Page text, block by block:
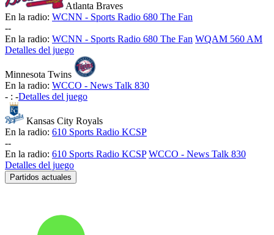
Atlanta Braves
En la radio: WCNN - Sports Radio 680 The Fan
--
En la radio: WCNN - Sports Radio 680 The Fan WQAM 560 AM
Detalles del juego
Minnesota Twins
En la radio: WCCO - News Talk 830
- : -Detalles del juego
Kansas City Royals
En la radio: 610 Sports Radio KCSP
--
En la radio: 610 Sports Radio KCSP WCCO - News Talk 830
Detalles del juego
Partidos actuales